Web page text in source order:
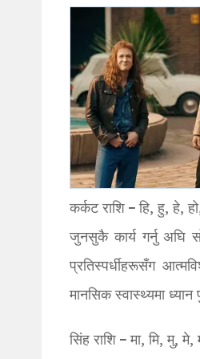
कर्कट राशि – हि, हु, हे,
जुनसुकै कार्य गर्नु अघि
प्रतिस्पर्धीहरूसँग
मानसिक स्वास्थ्यमा
सिंह राशि – मा, मि, मु,